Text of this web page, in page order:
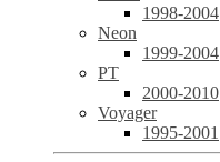
1998-2004
Neon
1999-2004
PT
2000-2010
Voyager
1995-2001